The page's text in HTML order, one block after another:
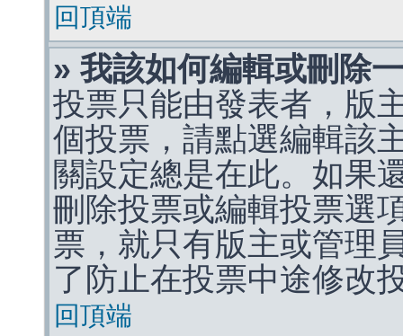
回頂端
» 我該如何編輯或刪除
投票只能由發表者，版
個投票，請點選編輯該
關設定總是在此。如果
刪除投票或編輯投票選
票，就只有版主或管理
了防止在投票中途修改
回頂端